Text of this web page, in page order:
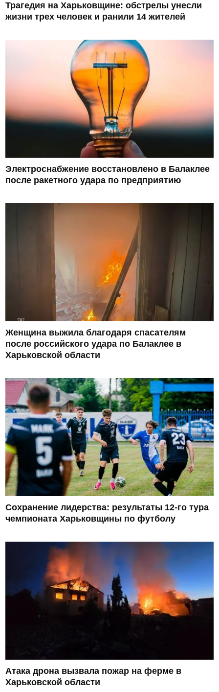
Трагедия на Харьковщине: обстрелы унесли
жизни трех человек и ранили 14 жителей
Электроснабжение восстановлено в Балаклее
после ракетного удара по предприятию
Женщина выжила благодаря спасателям
после российского удара по Балаклее в
Харьковской области
Сохранение лидерства: результаты 12-го тура
чемпионата Харьковщины по футболу
Атака дрона вызвала пожар на ферме в
Харьковской области